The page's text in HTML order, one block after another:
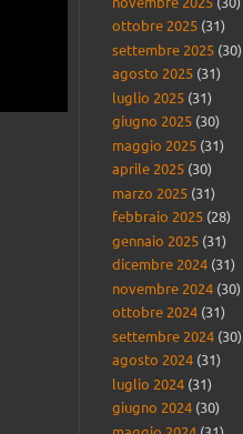
ottobre 2025 (31)
settembre 2025 (30)
agosto 2025 (31)
luglio 2025 (31)
giugno 2025 (30)
maggio 2025 (31)
aprile 2025 (30)
marzo 2025 (31)
febbraio 2025 (28)
gennaio 2025 (31)
dicembre 2024 (31)
novembre 2024 (30)
ottobre 2024 (31)
settembre 2024 (30)
agosto 2024 (31)
luglio 2024 (31)
giugno 2024 (30)